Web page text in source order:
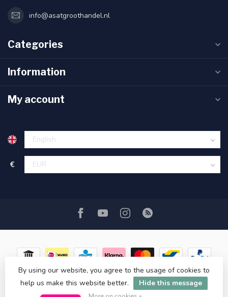
info@asatgroothandel.nl
Categories
Information
My account
€
© Copyright 2026 ASATGROOTHANDEL.NL
By using our website, you agree to the usage of cookies to
help us make this website better.
Hide this message